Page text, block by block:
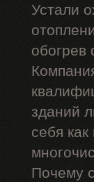
Устали
зданий
себя
Почему